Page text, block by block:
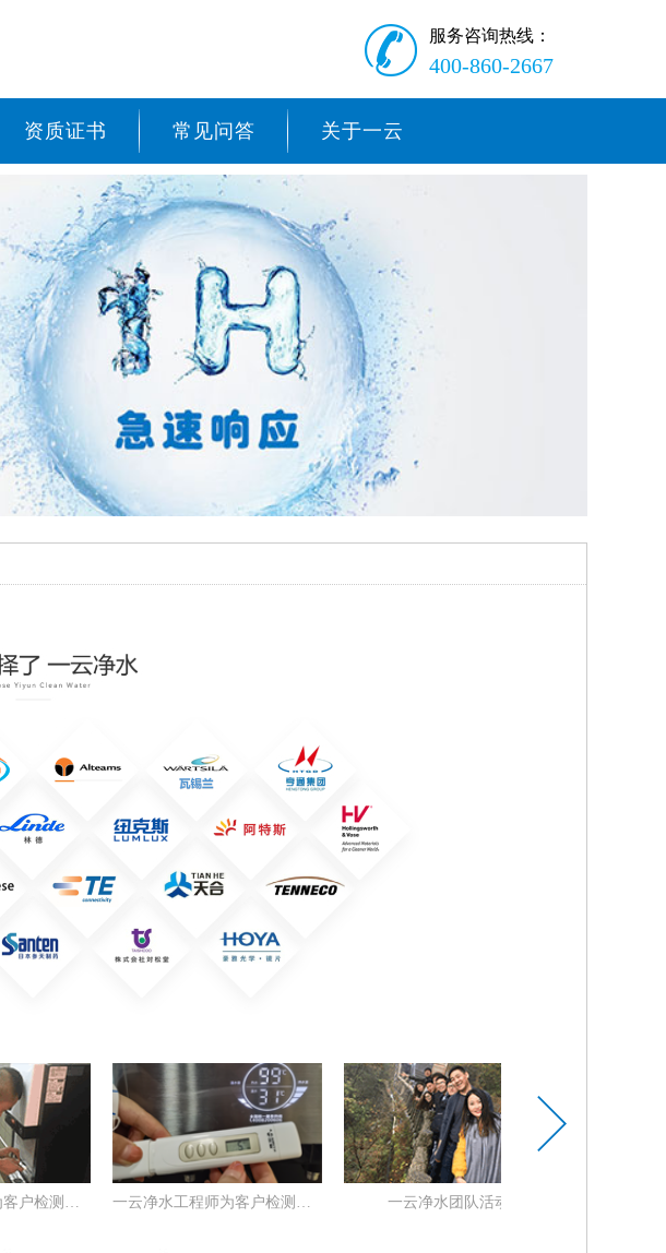
服务咨询热线：
400-860-2667
资质证书 常见问答 关于一云
一云净水游玩之余不忘工作 一云净水工程师为客户做水样检测